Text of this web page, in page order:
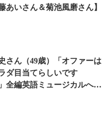
あいさん＆菊池風磨さん】
さん（49歳）「オファーは
ダ目当てらしいです
全編英語ミュージカルへの